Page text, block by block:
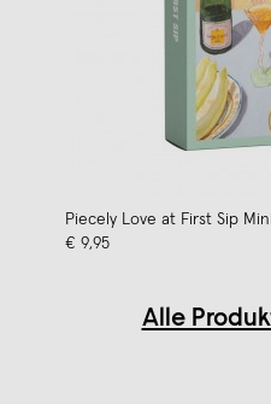
Piecely Love at First Sip
€ 9,95
Alle